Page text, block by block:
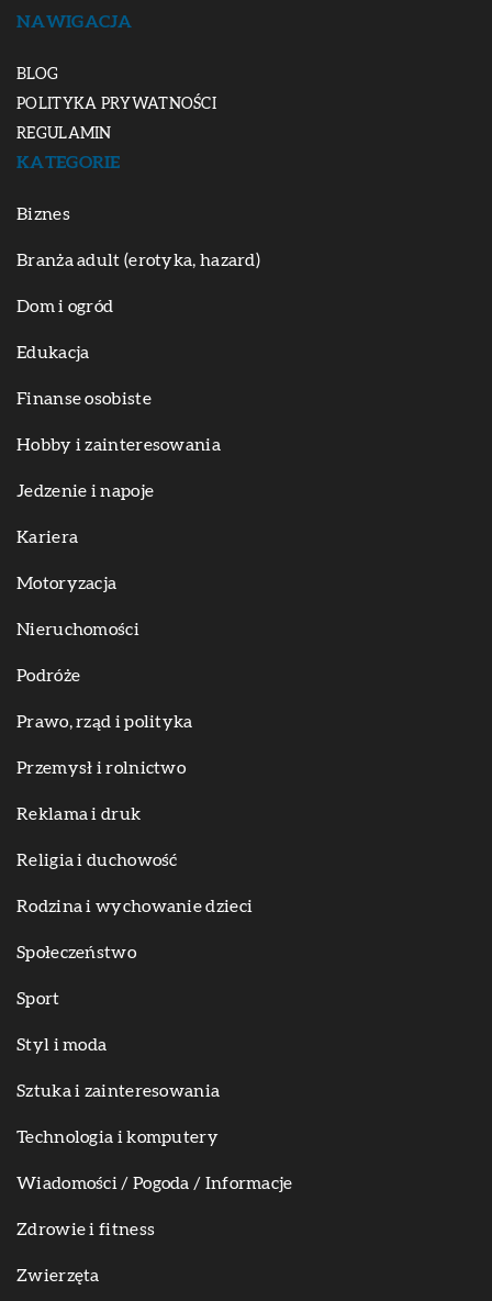
NAWIGACJA
BLOG
POLITYKA PRYWATNOŚCI
REGULAMIN
KATEGORIE
Biznes
Branża adult (erotyka, hazard)
Dom i ogród
Edukacja
Finanse osobiste
Hobby i zainteresowania
Jedzenie i napoje
Kariera
Motoryzacja
Nieruchomości
Podróże
Prawo, rząd i polityka
Przemysł i rolnictwo
Reklama i druk
Religia i duchowość
Rodzina i wychowanie dzieci
Społeczeństwo
Sport
Styl i moda
Sztuka i zainteresowania
Technologia i komputery
Wiadomości / Pogoda / Informacje
Zdrowie i fitness
Zwierzęta